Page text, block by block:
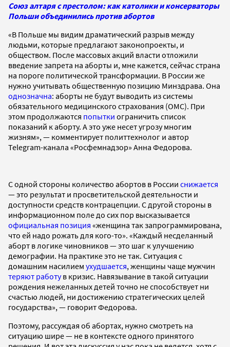
Союз алтаря с престолом: как католики и консерваторы
Польши объединились против абортов
«В Польше мы видим драматический разрыв между
людьми, которые предлагают законопроекты, и
обществом. После массовых акций власти отложили
введение запрета на аборты и, мне кажется, сейчас страна
на пороге политической трансформации. В России же
нужно учитывать общественную позицию Минздрава. Она
однозначна: аборты не будут выводить из системы
обязательного медицинского страхования (ОМС). При
этом продолжаются попытки ограничить список
показаний к аборту. А это уже несет угрозу многим
жизням», — комментирует политтехнолог и автор
Telegram-канала «Росфемнадзор» Анна Федорова.
С одной стороны количество абортов в России снижается
— это результат и просветительской деятельности и
доступности средств контрацепции. С другой стороны в
информационном поле до сих пор высказывается
официальная позиция «женщина так запрограммирована,
что ей надо рожать для кого-то». «Каждый несделанный
аборт в логике чиновников — это шаг к улучшению
демографии. На практике это не так. Ситуация с
домашним насилием ухудшается, женщины чаще мужчин
теряют работув кризис. Навязывание в такой ситуации
рождения нежеланных детей точно не способствует ни
счастью людей, ни достижению стратегических целей
государства», — говорит Федорова.
Поэтому, рассуждая об абортах, нужно смотреть на
ситуацию шире — не в контексте одного принятого